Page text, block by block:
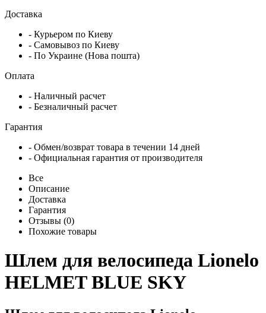
Доставка
- Курьером по Киеву
- Самовывоз по Киеву
- По Украине (Нова пошта)
Оплата
- Наличный расчет
- Безналичный расчет
Гарантия
- Обмен/возврат товара в течении 14 дней
- Официальная гарантия от производителя
Все
Описание
Доставка
Гарантия
Отзывы (0)
Похожие товары
Шлем для велосипеда Lionelo
HELMET BLUE SKY